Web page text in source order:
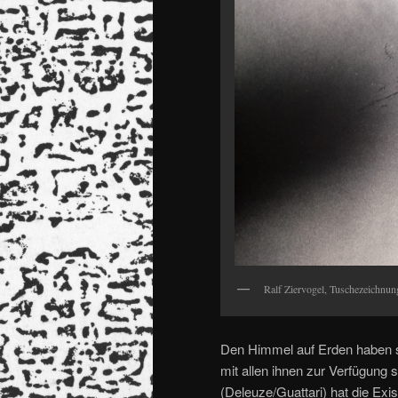
Ralf Ziervogel,
Den Himmel auf Erden
mit allen ihnen zur Verfügung
(Deleuze/Guattari) hat die